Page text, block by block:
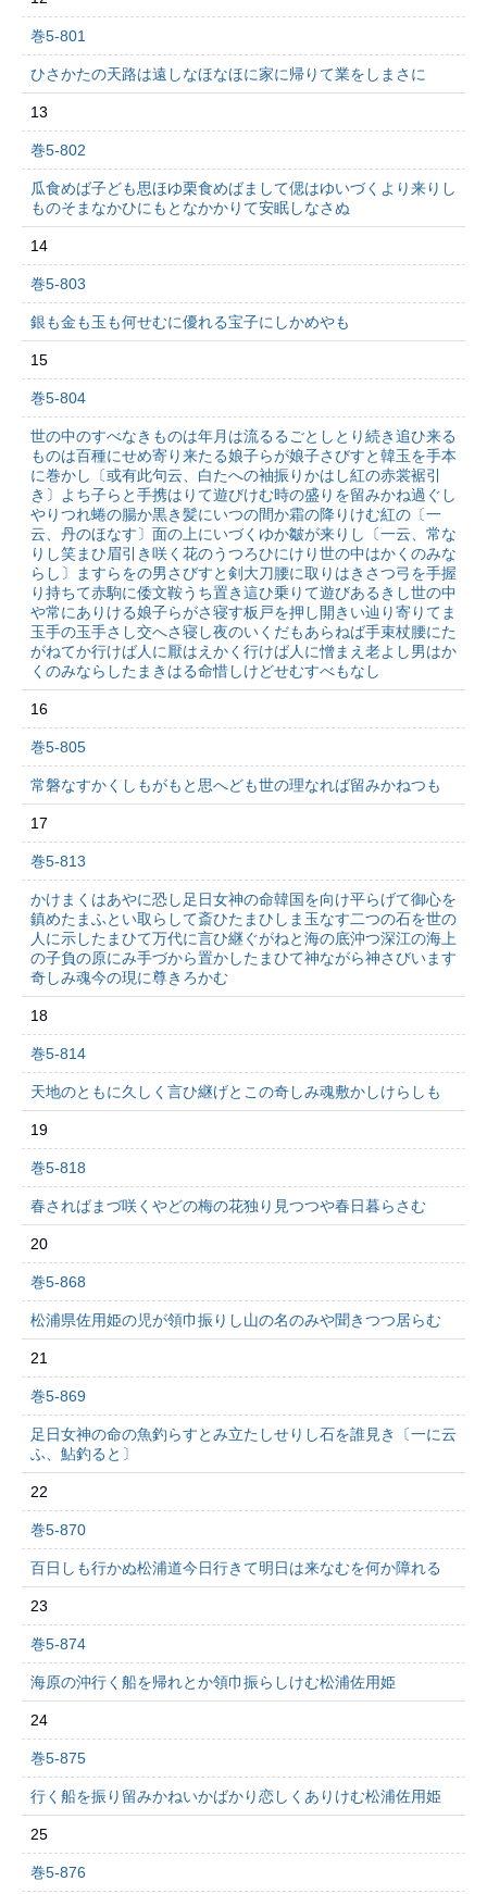
巻5-801
ひさかたの天路は遠しなほなほに家に帰りて業をしまさに
13
巻5-802
瓜食めば子ども思ほゆ栗食めばまして偲はゆいづくより来りし
ものそまなかひにもとなかかりて安眠しなさぬ
14
巻5-803
銀も金も玉も何せむに優れる宝子にしかめやも
15
巻5-804
世の中のすべなきものは年月は流るるごとしとり続き追ひ来る
ものは百種にせめ寄り来たる娘子らが娘子さびすと韓玉を手本
に巻かし〔或有此句云、白たへの袖振りかはし紅の赤裳裾引
き〕よち子らと手携はりて遊びけむ時の盛りを留みかね過ぐし
やりつれ蜷の腸か黒き髪にいつの間か霜の降りけむ紅の〔一
云、丹のほなす〕面の上にいづくゆか皺が来りし〔一云、常な
りし笑まひ眉引き咲く花のうつろひにけり世の中はかくのみな
らし〕ますらをの男さびすと剣大刀腰に取りはきさつ弓を手握
り持ちて赤駒に倭文鞍うち置き這ひ乗りて遊びあるきし世の中
や常にありける娘子らがさ寝す板戸を押し開きい辿り寄りてま
玉手の玉手さし交へさ寝し夜のいくだもあらねば手束杖腰にた
がねてか行けば人に厭はえかく行けば人に憎まえ老よし男はか
くのみならしたまきはる命惜しけどせむすべもなし
16
巻5-805
常磐なすかくしもがもと思へども世の理なれば留みかねつも
17
巻5-813
かけまくはあやに恐し足日女神の命韓国を向け平らげて御心を
鎮めたまふとい取らして斎ひたまひしま玉なす二つの石を世の
人に示したまひて万代に言ひ継ぐがねと海の底沖つ深江の海上
の子負の原にみ手づから置かしたまひて神ながら神さびいます
奇しみ魂今の現に尊きろかむ
18
巻5-814
天地のともに久しく言ひ継げとこの奇しみ魂敷かしけらしも
19
巻5-818
春さればまづ咲くやどの梅の花独り見つつや春日暮らさむ
20
巻5-868
松浦県佐用姫の児が領巾振りし山の名のみや聞きつつ居らむ
21
巻5-869
足日女神の命の魚釣らすとみ立たしせりし石を誰見き〔一に云
ふ、鮎釣ると〕
22
巻5-870
百日しも行かぬ松浦道今日行きて明日は来なむを何か障れる
23
巻5-874
海原の沖行く船を帰れとか領巾振らしけむ松浦佐用姫
24
巻5-875
行く船を振り留みかねいかばかり恋しくありけむ松浦佐用姫
25
巻5-876